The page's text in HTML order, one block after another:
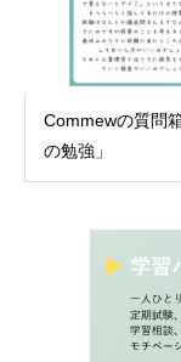
Commewの質問
の勉強」